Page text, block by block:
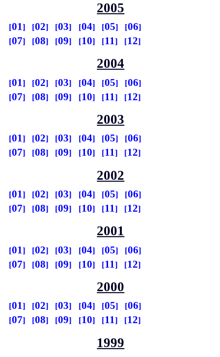
2005
01 02 03 04 05
06
07
08 09 10 11 12
2004
01 02 03 04 05
06
07
08 09 10 11 12
2003
01 02 03 04 05
06
07
08 09 10 11 12
2002
01 02 03 04 05
06
07
08 09 10 11 12
2001
01 02 03 04 05
06
07
08 09 10 11 12
2000
01 02 03 04 05
06
07
08 09 10 11 12
1999